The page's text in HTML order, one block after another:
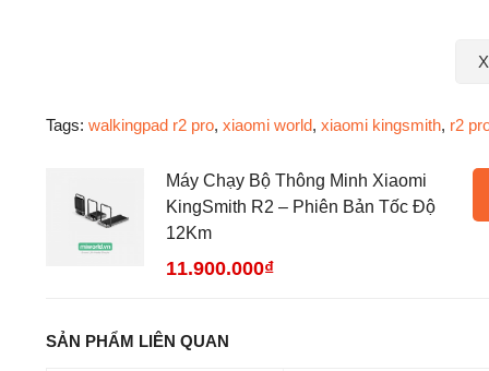
Tags: walkingpad r2 pro, xiaomi world, xiaomi kingsmith, r2
Máy Chạy Bộ Thông Minh Xiaomi
KingSmith R2 – Phiên Bản Tốc Độ
12Km
11.900.000₫
SẢN PHẨM LIÊN QUAN